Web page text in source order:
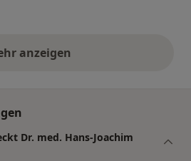
anzeigen
obige Stellungnahmen
Dr. med. Hans-Joachim